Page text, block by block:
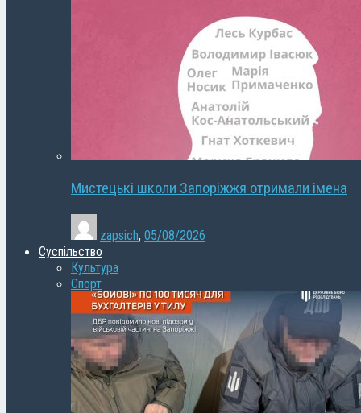
Мистецькі школи Запоріжжя отримали імена
zapsich, 05/08/2026
Суспільство
Культура
Спорт